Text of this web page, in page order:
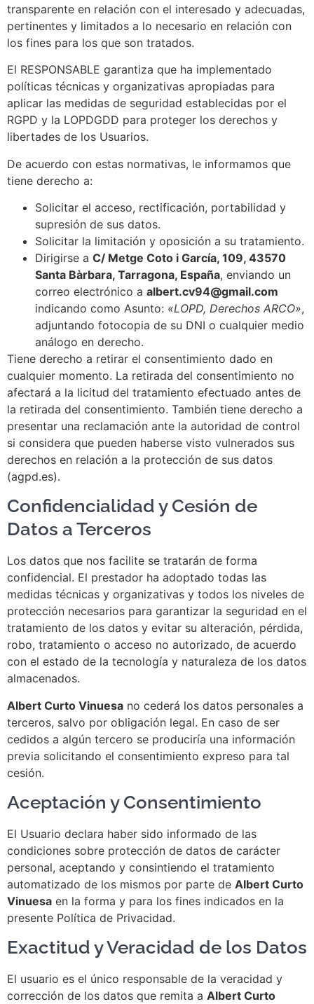
transparente en relación con el interesado y adecuadas,
pertinentes y limitados a lo necesario en relación con
los fines para los que son tratados.
El RESPONSABLE garantiza que ha implementado
políticas técnicas y organizativas apropiadas para
aplicar las medidas de seguridad establecidas por el
RGPD y la LOPDGDD para proteger los derechos y
libertades de los Usuarios.
De acuerdo con estas normativas, le informamos que
tiene derecho a:
Solicitar el acceso, rectificación, portabilidad y
supresión de sus datos.
Solicitar la limitación y oposición a su tratamiento.
Dirigirse a C/ Metge Coto i García, 109, 43570
Santa Bàrbara, Tarragona, España, enviando un
correo electrónico a albert.cv94@gmail.com
indicando como Asunto: «LOPD, Derechos ARCO»,
adjuntando fotocopia de su DNI o cualquier medio
análogo en derecho.
Tiene derecho a retirar el consentimiento dado en
cualquier momento. La retirada del consentimiento no
afectará a la licitud del tratamiento efectuado antes de
la retirada del consentimiento. También tiene derecho a
presentar una reclamación ante la autoridad de control
si considera que pueden haberse visto vulnerados sus
derechos en relación a la protección de sus datos
(agpd.es).
Confidencialidad y Cesión de
Datos a Terceros
Los datos que nos facilite se tratarán de forma
confidencial. El prestador ha adoptado todas las
medidas técnicas y organizativas y todos los niveles de
protección necesarios para garantizar la seguridad en el
tratamiento de los datos y evitar su alteración, pérdida,
robo, tratamiento o acceso no autorizado, de acuerdo
con el estado de la tecnología y naturaleza de los datos
almacenados.
Albert Curto Vinuesa no cederá los datos personales a
terceros, salvo por obligación legal. En caso de ser
cedidos a algún tercero se produciría una información
previa solicitando el consentimiento expreso para tal
cesión.
Aceptación y Consentimiento
El Usuario declara haber sido informado de las
condiciones sobre protección de datos de carácter
personal, aceptando y consintiendo el tratamiento
automatizado de los mismos por parte de Albert Curto
Vinuesa en la forma y para los fines indicados en la
presente Política de Privacidad.
Exactitud y Veracidad de los Datos
El usuario es el único responsable de la veracidad y
corrección de los datos que remita a Albert Curto